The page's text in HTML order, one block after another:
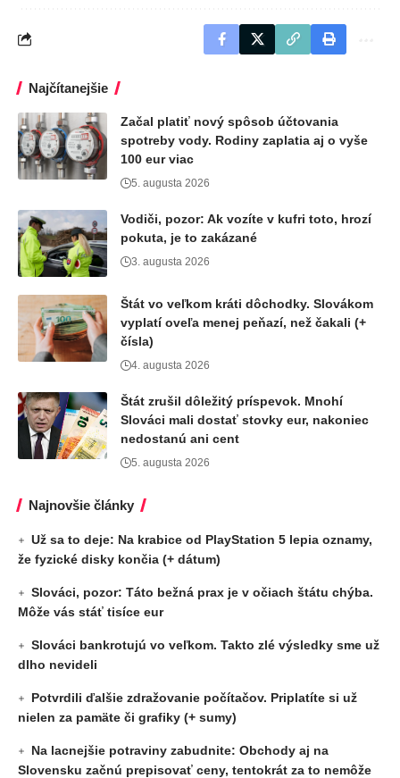
Najčítanejšie
Začal platiť nový spôsob účtovania
spotreby vody. Rodiny zaplatia aj o vyše
100 eur viac
5. augusta 2026
Vodiči, pozor: Ak vozíte v kufri toto, hrozí
pokuta, je to zakázané
3. augusta 2026
Štát vo veľkom kráti dôchodky. Slovákom
vyplatí oveľa menej peňazí, než čakali (+
čísla)
4. augusta 2026
Štát zrušil dôležitý príspevok. Mnohí
Slováci mali dostať stovky eur, nakoniec
nedostanú ani cent
5. augusta 2026
Najnovšie články
Už sa to deje: Na krabice od PlayStation 5 lepia oznamy,
že fyzické disky končia (+ dátum)
Slováci, pozor: Táto bežná prax je v očiach štátu chýba.
Môže vás stáť tisíce eur
Slováci bankrotujú vo veľkom. Takto zlé výsledky sme už
dlho nevideli
Potvrdili ďalšie zdražovanie počítačov. Priplatíte si už
nielen za pamäte či grafiky (+ sumy)
Na lacnejšie potraviny zabudnite: Obchody aj na
Slovensku začnú prepisovať ceny, tentokrát za to nemôže